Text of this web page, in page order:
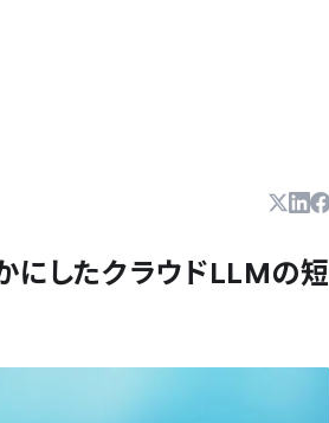
したクラウドLLMの短